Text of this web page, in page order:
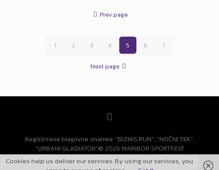
Prev page
1 2 3 4 5 6 7
Next page
Registrirane blagovne znamke: "BIZNIS RUN", "NOČNI TEK",
"URBANI GLADIATOR"© 2026 MARIBOR SPORTFEST
Cookies help us deliver our services. By using our services, you